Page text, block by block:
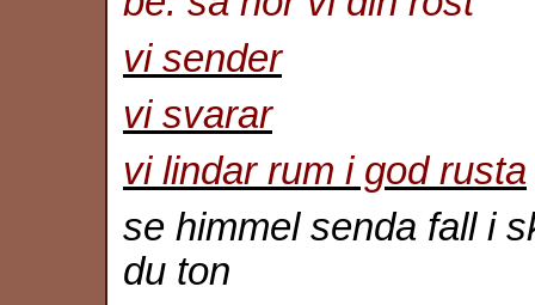
vi sender
vi svarar
vi lindar rum i god rusta
se himmel senda fall i
du ton